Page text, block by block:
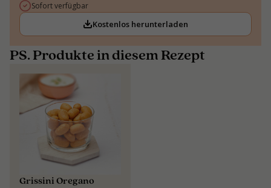
PS. Produkte in diesem Rezept
Grissini Oregano
Sofort verfügbar
Kostenlos herunterladen